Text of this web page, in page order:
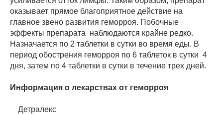
оказывает прямое благоприятное действие на
главное звено развития геморроя. Побочные
эффекты препарата наблюдаются крайне редко.
Назначается по 2 таблетки в сутки во время еды. В
период обострения геморроя по 6 таблеток в сутки 4
дня, затем по 4 таблетки в сутки в течение трех дней.
Информация о лекарствах от геморроя
Детралекс